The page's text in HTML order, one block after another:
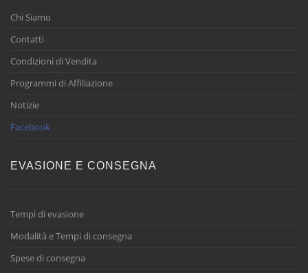
Chi Siamo
Contatti
Condizioni di Vendita
Programmi di Affiliazione
Notizie
Facebook
EVASIONE E CONSEGNA
Tempi di evasione
Modalità e Tempi di consegna
Spese di consegna